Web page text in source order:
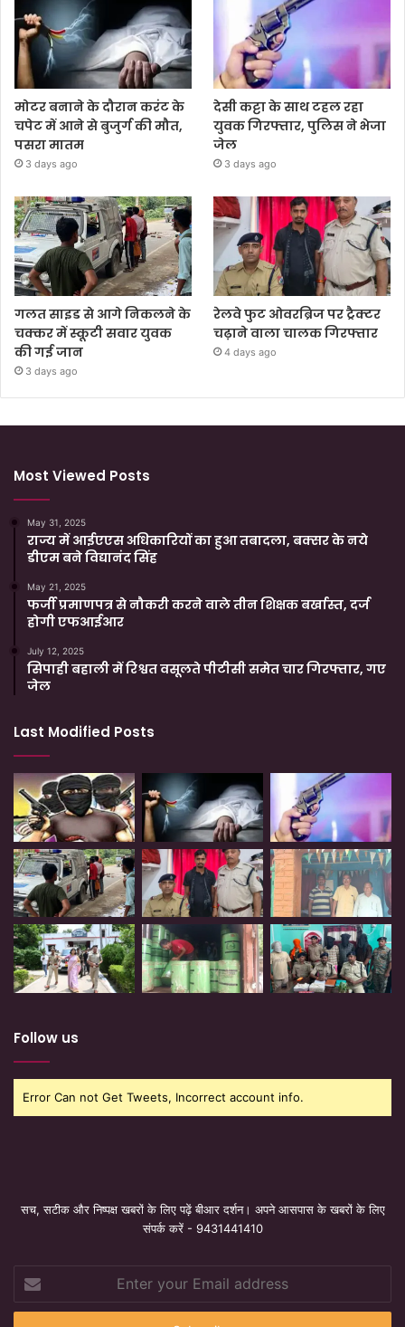
मोटर बनाने के दौरान करंट के
चपेट में आने से बुजुर्ग की मौत,
पसरा मातम
3 days ago
देसी कट्टा के साथ टहल रहा
युवक गिरफ्तार, पुलिस ने भेजा
जेल
3 days ago
गलत साइड से आगे निकलने के
चक्कर में स्कूटी सवार युवक
की गई जान
3 days ago
रेलवे फुट ओवरब्रिज पर ट्रैक्टर
चढ़ाने वाला चालक गिरफ्तार
4 days ago
Most Viewed Posts
May 31, 2025
राज्य में आईएएस अधिकारियों का हुआ तबादला, बक्सर के नये
डीएम बने विद्यानंद सिंह
May 21, 2025
फर्जी प्रमाणपत्र से नौकरी करने वाले तीन शिक्षक बर्खास्त, दर्ज
होगी एफआईआर
July 12, 2025
सिपाही बहाली में रिश्वत वसूलते पीटीसी समेत चार गिरफ्तार, गए
जेल
Last Modified Posts
Follow us
Error Can not Get Tweets, Incorrect account info.
सच, सटीक और निष्पक्ष खबरों के लिए पढ़ें बीआर दर्शन। अपने आसपास के खबरों के लिए
संपर्क करें - 9431441410
your
Email